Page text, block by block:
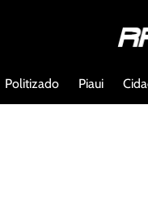
Politizado Piaui